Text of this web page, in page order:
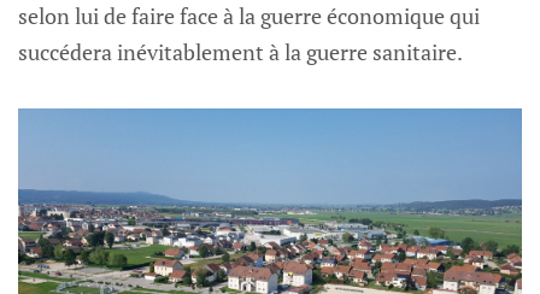
selon lui de faire face à la guerre économique qui
succédera inévitablement à la guerre sanitaire.